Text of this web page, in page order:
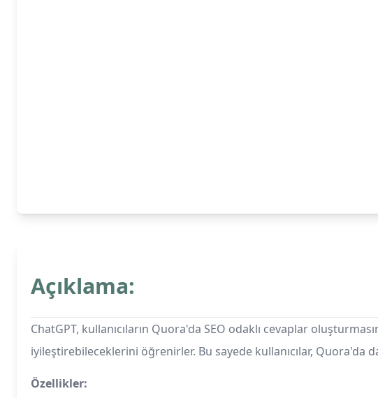
Açıklama:
ChatGPT, kullanıcıların Quora'da SEO odaklı cevaplar
iyileştirebileceklerini öğrenirler. Bu sayede kullanıcılar,
Özellikler: